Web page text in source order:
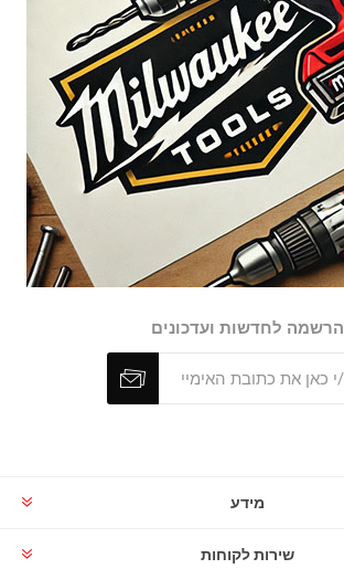
הרשמה לחדשות ועדכונים
מידע
שירות לקוחות